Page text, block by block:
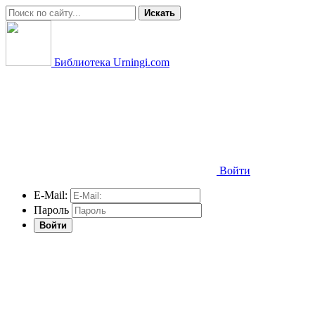
Искать
Библиотека Urningi.com
Войти
E-Mail:
Пароль
Войти